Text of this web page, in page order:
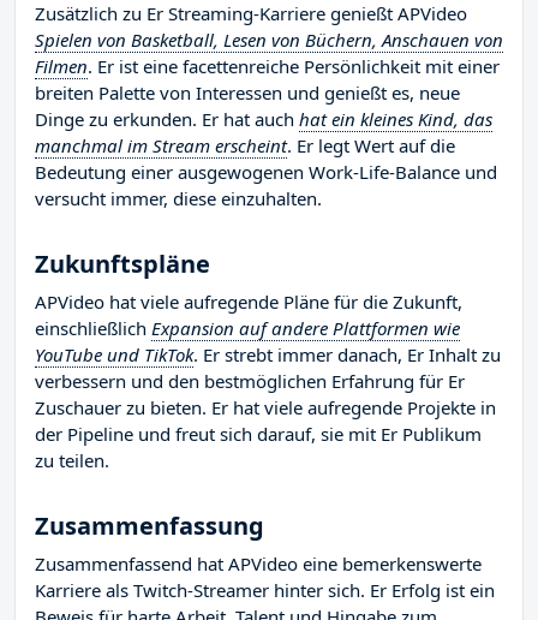
Zusätzlich zu Er Streaming-Karriere genießt APVideo
Spielen von Basketball, Lesen von Büchern, Anschauen von
Filmen. Er ist eine facettenreiche Persönlichkeit mit einer
breiten Palette von Interessen und genießt es, neue
Dinge zu erkunden. Er hat auch hat ein kleines Kind, das
manchmal im Stream erscheint. Er legt Wert auf die
Bedeutung einer ausgewogenen Work-Life-Balance und
versucht immer, diese einzuhalten.
Zukunftspläne
APVideo hat viele aufregende Pläne für die Zukunft,
einschließlich Expansion auf andere Plattformen wie
YouTube und TikTok. Er strebt immer danach, Er Inhalt zu
verbessern und den bestmöglichen Erfahrung für Er
Zuschauer zu bieten. Er hat viele aufregende Projekte in
der Pipeline und freut sich darauf, sie mit Er Publikum
zu teilen.
Zusammenfassung
Zusammenfassend hat APVideo eine bemerkenswerte
Karriere als Twitch-Streamer hinter sich. Er Erfolg ist ein